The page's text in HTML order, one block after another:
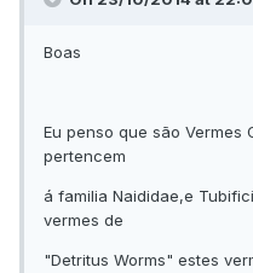
Boas
Eu penso que são Vermes
pertencem
á familia Naididae,e
vermes de
"Detritus Worms" estes